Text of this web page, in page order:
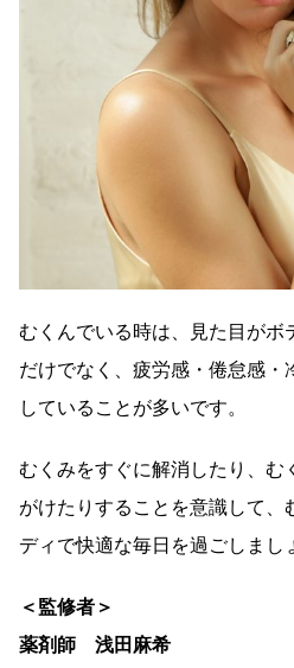
むくんでいる時は、見た目がボ
だけでなく、疲労感・倦怠感・
していることが多いです。
むくみをすぐに解消したり、む
がけたりすることを意識して、
ディで快適な毎日を過ごしまし
＜監修者＞
薬剤師 浅田麻希